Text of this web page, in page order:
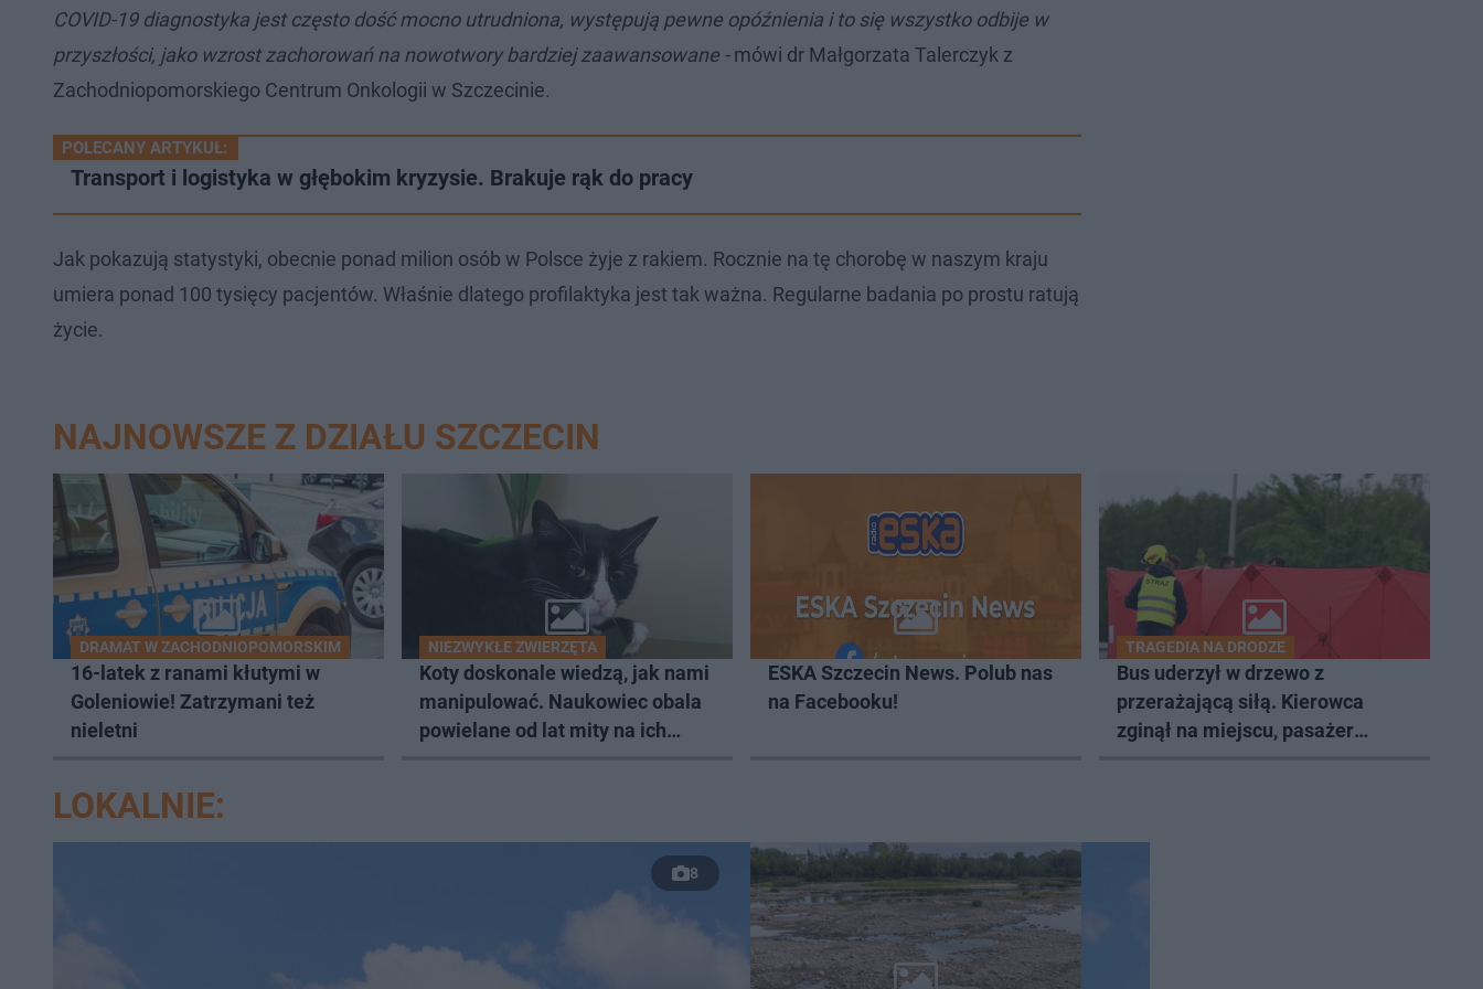
COVID-19 diagnostyka jest często dość mocno utrudniona, występują pewne opóźnienia i to się wszystko odbije w
przyszłości, jako wzrost zachorowań na nowotwory bardziej zaawansowane -mówi dr Małgorzata Talerczyk z
Zachodniopomorskiego Centrum Onkologii w Szczecinie.
POLECANY ARTYKUŁ:
Transport i logistyka w głębokim kryzysie. Brakuje rąk do pracy
Jak pokazują statystyki, obecnie ponad milion osób w Polsce żyje z rakiem. Rocznie na tę chorobę w naszym kraju
umiera ponad 100 tysięcy pacjentów. Właśnie dlatego profilaktyka jest tak ważna. Regularne badania po prostu ratują
życie.
NAJNOWSZE Z DZIAŁU SZCZECIN
DRAMAT W ZACHODNIOPOMORSKIM
16-latek z ranami kłutymi w
Goleniowie! Zatrzymani też
nieletni
NIEZWYKŁE ZWIERZĘTA
Koty doskonale wiedzą, jak nami
manipulować. Naukowiec obala
powielane od lat mity na ich
ESKA Szczecin News. Polub nas
na Facebooku!
TRAGEDIA NA DRODZE
Bus uderzył w drzewo z
przerażającą siłą. Kierowca
zginął na miejscu, pasażer
LOKALNIE:
8